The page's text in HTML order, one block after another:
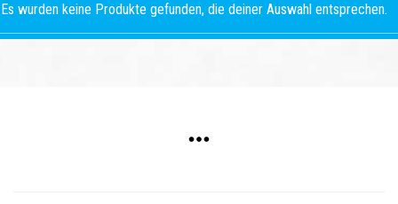
Es wurden keine Produkte gefunden, die deiner Auswahl entsprechen.